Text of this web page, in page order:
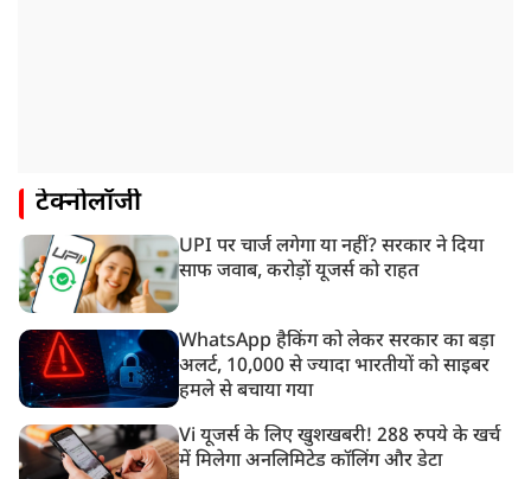
टेक्नोलॉजी
UPI पर चार्ज लगेगा या नहीं? सरकार ने दिया
साफ जवाब, करोड़ों यूजर्स को राहत
WhatsApp हैकिंग को लेकर सरकार का बड़ा
अलर्ट, 10,000 से ज्यादा भारतीयों को साइबर
हमले से बचाया गया
Vi यूजर्स के लिए खुशखबरी! 288 रुपये के खर्च
में मिलेगा अनलिमिटेड कॉलिंग और डेटा